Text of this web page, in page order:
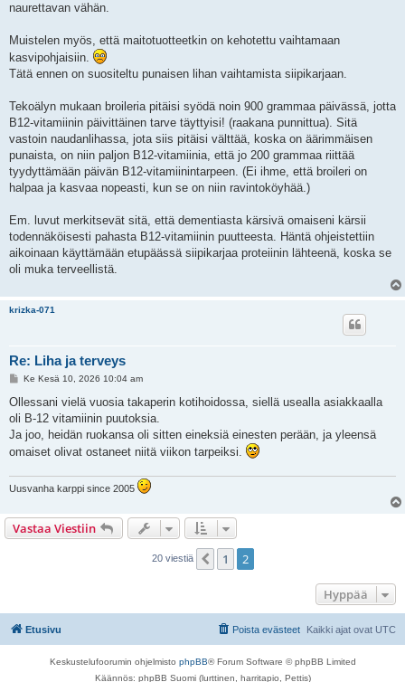
naurettavan vähän.
Muistelen myös, että maitotuotteetkin on kehotettu vaihtamaan
kasvipohjaisiin.
Tätä ennen on suositeltu punaisen lihan vaihtamista siipikarjaan.
Tekoälyn mukaan broileria pitäisi syödä noin 900 grammaa päivässä, jotta
B12-vitamiinin päivittäinen tarve täyttyisi! (raakana punnittua). Sitä
vastoin naudanlihassa, jota siis pitäisi välttää, koska on äärimmäisen
punaista, on niin paljon B12-vitamiinia, että jo 200 grammaa riittää
tyydyttämään päivän B12-vitamiinintarpeen. (Ei ihme, että broileri on
halpaa ja kasvaa nopeasti, kun se on niin ravintoköyhää.)
Em. luvut merkitsevät sitä, että dementiasta kärsivä omaiseni kärsii
todennäköisesti pahasta B12-vitamiinin puutteesta. Häntä ohjeistettiin
aikoinaan käyttämään etupäässä siipikarjaa proteiinin lähteenä, koska se
oli muka terveellistä.
krizka-071
Re: Liha ja terveys
V
e
t
i
Ke Kesä 10, 2026 10:04 am
Ollessani vielä vuosia takaperin kotihoidossa, siellä usealla asiakkaalla
oli B-12 vitamiinin puutoksia.
Ja joo, heidän ruokansa oli sitten eineksiä einesten perään, ja yleensä
omaiset olivat ostaneet niitä viikon tarpeiksi.
Uusvanha karppi since 2005
Vastaa Viestiin
20 viestiä Edellinen
1 2
Hyppää
Etusivu Kaikki ajat ovat UTC
Poista evästeet
Keskustelufoorumin ohjelmisto phpBB® Forum Software © phpBB Limited
Käännös: phpBB Suomi (lurttinen, harritapio, Pettis)